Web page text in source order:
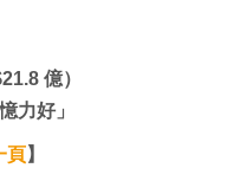
億）
力好」
頁】